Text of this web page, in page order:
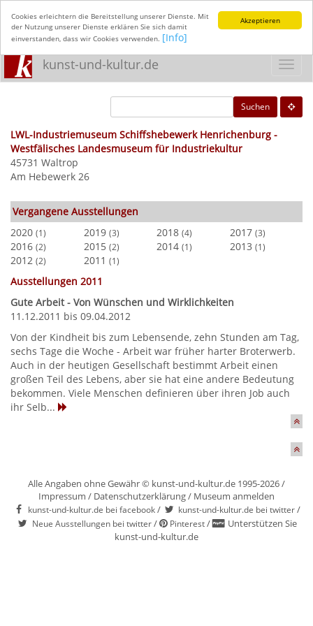
Akzeptieren
Cookies erleichtern die Bereitstellung unserer Dienste. Mit
der Nutzung unserer Dienste erklären Sie sich damit
einverstanden, dass wir Cookies verwenden. [Info]
kunst-und-kultur.de
Suchen
LWL-Industriemuseum Schiffshebewerk Henrichenburg -
Westfälisches Landesmuseum für Industriekultur
45731 Waltrop
Am Hebewerk 26
Vergangene Ausstellungen
2020 (1) 2019 (3) 2018 (4) 2017 (3)
2016 (2) 2015 (2) 2014 (1) 2013 (1)
2012 (2) 2011 (1)
Ausstellungen 2011
Gute Arbeit - Von Wünschen und Wirklichkeiten
11.12.2011 bis 09.04.2012
Von der Kindheit bis zum Lebensende, zehn Stunden am Tag,
sechs Tage die Woche - Arbeit war früher harter Broterwerb.
Auch in der heutigen Gesellschaft bestimmt Arbeit einen
großen Teil des Lebens, aber sie hat eine andere Bedeutung
bekommen. Viele Menschen definieren über ihren Job auch
ihr Selb...
Alle Angaben ohne Gewähr © kunst-und-kultur.de 1995-2026 /
Impressum / Datenschutzerklärung/ Museum anmelden
kunst-und-kultur.de bei facebook/ kunst-und-kultur.de bei twitter/
Neue Ausstellungen bei twitter/ Pinterest/
Unterstützen Sie
kunst-und-kultur.de